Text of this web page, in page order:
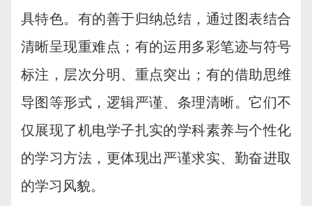
具特色。有的善于归纳总结，通过图表结合
清晰呈现重难点；有的运用多彩笔迹与符号
标注，层次分明、重点突出；有的借助思维
导图等形式，逻辑严谨、条理清晰。它们不
仅展现了机电学子扎实的学科素养与个性化
的学习方法，更体现出严谨求实、勤奋进取
的学习风貌。